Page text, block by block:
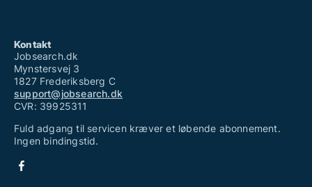
Kontakt
Jobsearch.dk
Mynstersvej 3
1827 Frederiksberg C
support@jobsearch.dk
CVR: 39925311
Fuld adgang til servicen kræver et løbende abonnement.
Ingen bindingstid.